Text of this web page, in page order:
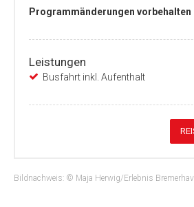
Programmänderungen vorbehalten
Leistungen
Busfahrt inkl. Aufenthalt
Bildnachweis: © Maja Herwig/Erlebnis